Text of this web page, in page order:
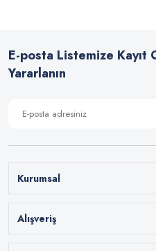
E-posta Listemize Kayıt
Yararlanın
Kurumsal
Alışveriş